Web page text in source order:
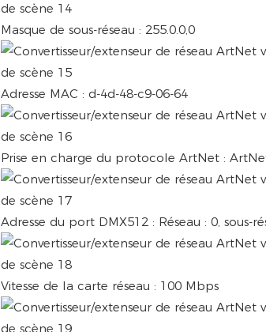
Masque de sous-réseau : 255.0.0,0
Adresse MAC : d-4d-48-c9-06-64
Prise en charge du protocole ArtNet :
Adresse du port DMX512 : Réseau : 0, sous-
Vitesse de la carte réseau : 100 Mbps